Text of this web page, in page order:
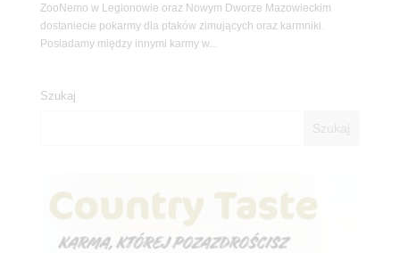
ZooNemo w Legionowie oraz Nowym Dworze Mazowieckim
dostaniecie pokarmy dla ptaków zimujących oraz karmniki.
Posiadamy między innymi karmy w...
Szukaj